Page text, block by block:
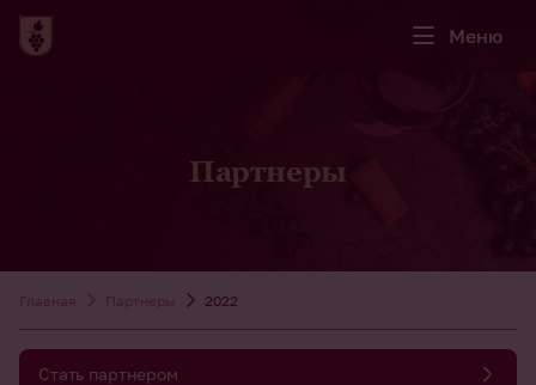
Меню
Партнеры
Главная Партнеры 2022
Стать партнером